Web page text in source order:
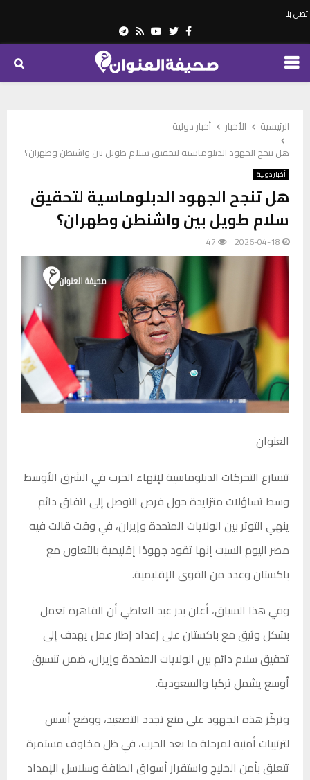
اتصل بنا
Facebook
Twitter
Youtube
Rss
Telegram
PRIMARY
الرئيسية الأخبار
أخبار دولية
هل تنجح الجهود الدبلوماسية لتحقيق سلام طويل بين واشنطن وطهران؟
أخبار دولية
هل تنجح الجهود الدبلوماسية لتحقيق
سلام طويل بين واشنطن وطهران؟
2026-04-18
47
العنوان
تتسارع التحركات الدبلوماسية لإنهاء الحرب في الشرق الأوسط
وسط تساؤلات متزايدة حول فرص التوصل إلى اتفاق دائم
ينهي التوتر بين الولايات المتحدة وإيران، في وقت قالت فيه
مصر اليوم السبت إنها تقود جهودًا إقليمية بالتعاون مع
باكستان وعدد من القوى الإقليمية.
وفي هذا السياق، أعلن بدر عبد العاطي أن القاهرة تعمل
بشكل وثيق مع باكستان على إعداد إطار عمل يهدف إلى
تحقيق سلام دائم بين الولايات المتحدة وإيران، ضمن تنسيق
أوسع يشمل تركيا والسعودية.
وتركّز هذه الجهود على منع تجدد التصعيد، ووضع أسس
لترتيبات أمنية لمرحلة ما بعد الحرب، في ظل مخاوف مستمرة
تتعلق بأمن الخليج واستقرار أسواق الطاقة وسلاسل الإمداد